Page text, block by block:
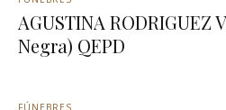
AGUSTINA RODRIGUEZ
Negra) QEPD
FÚNEBRES